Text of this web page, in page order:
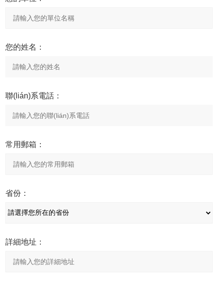
您的姓名：
聯(lián)系電話：
常用郵箱：
省份：
詳細地址：